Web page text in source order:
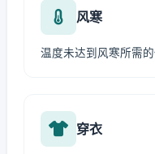
风寒
温度未达到风寒所需
穿衣